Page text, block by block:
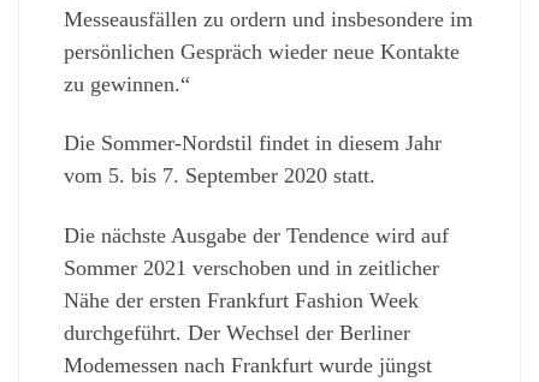
Messeausfällen zu ordern und insbesondere im
persönlichen Gespräch wieder neue Kontakte
zu gewinnen.“
Die Sommer-Nordstil findet in diesem Jahr
vom 5. bis 7. September 2020 statt.
Die nächste Ausgabe der Tendence wird auf
Sommer 2021 verschoben und in zeitlicher
Nähe der ersten Frankfurt Fashion Week
durchgeführt. Der Wechsel der Berliner
Modemessen nach Frankfurt wurde jüngst